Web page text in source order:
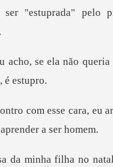
ser "estuprada
la não
cara, eu